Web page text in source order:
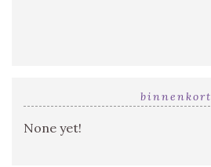
binnenkort
None yet!